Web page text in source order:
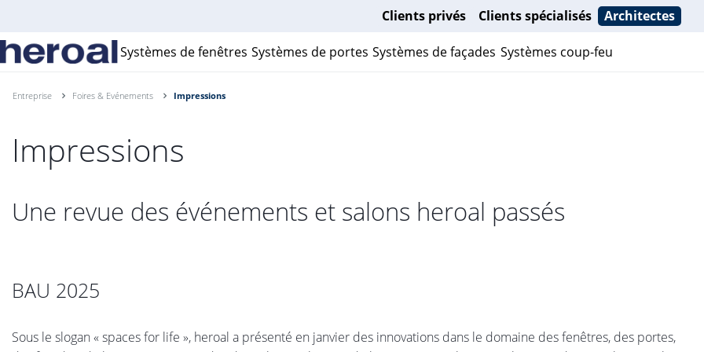
Clients privés Clients spécialisés Architectes
Systèmes de fenêtres Systèmes de portes Systèmes de façades Systèmes coup-feu
Entreprise Foires & Evénements Impressions
Impressions
Une revue des événements et salons heroal passés
BAU 2025
Sous le slogan « spaces for life », heroal a présenté en janvier des innovations dans le domaine des fenêtres, des portes,